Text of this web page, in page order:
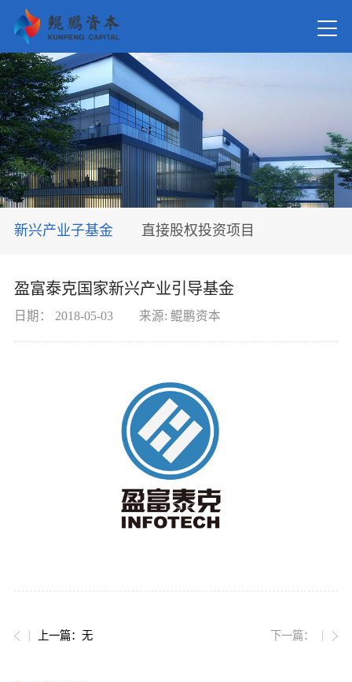
关于我
新闻资
新兴产业子基金 直接股权投资项目
盈富泰克国家新兴产业引导基金
日期： 2018-05-03 来源: 鲲鹏资本
上一篇：无 下一篇：